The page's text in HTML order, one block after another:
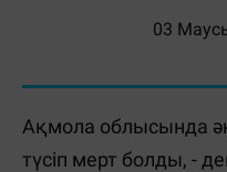
03
Ақмола облысында
түсіп мерт болды, -